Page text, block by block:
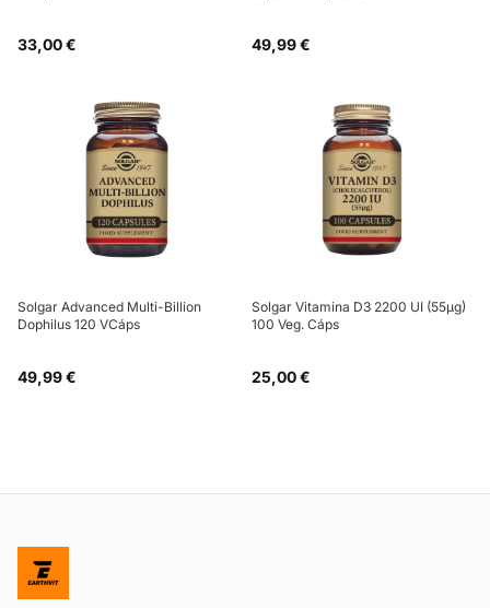
33,00 € 49,99 €
Solgar Advanced Multi-Billion
Dophilus 120 VCáps
49,99 €
Solgar Vitamina D3 2200 UI (55µg)
100 Veg. Cáps
25,00 €